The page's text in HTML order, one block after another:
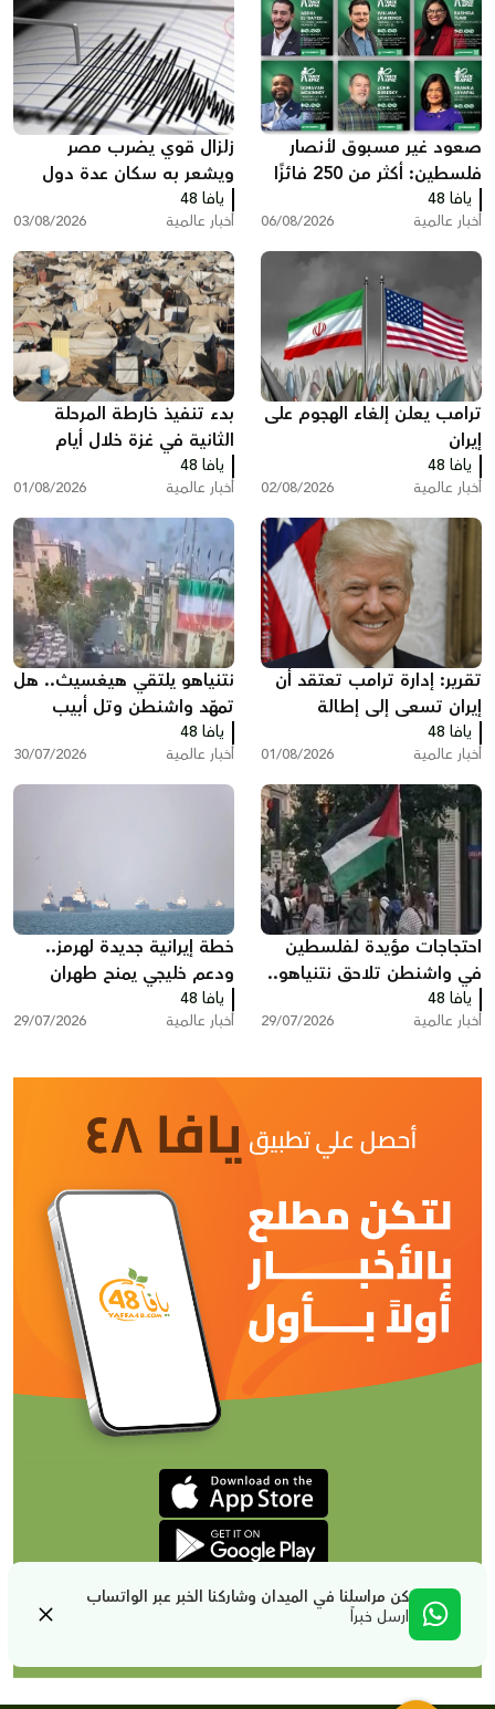
كن مراسلنا في الميدان وشاركنا الخبر عبر الواتساب
ارسل خبراً
صعود غير مسبوق لأنصار
فلسطين: أكثر من 250 فائزًا
بينهم 35 في الكونغرس
يافا 48
أخبار عالمية 06/08/2026
زلزال قوي يضرب مصر
ويشعر به سكان عدة دول
يافا 48
أخبار عالمية 03/08/2026
ترامب يعلن إلغاء الهجوم على
إيران
يافا 48
أخبار عالمية 02/08/2026
بدء تنفيذ خارطة المرحلة
الثانية في غزة خلال أيام
يافا 48
أخبار عالمية 01/08/2026
تقرير: إدارة ترامب تعتقد أن
إيران تسعى إلى إطالة
المفاوضات ودول خليجية
تدعو إلى تصعيد أمريكي
يافا 48
أخبار عالمية 01/08/2026
نتنياهو يلتقي هيغسيث.. هل
تمهّد واشنطن وتل أبيب
لضربة جديدة ضد إيران؟
يافا 48
أخبار عالمية 30/07/2026
احتجاجات مؤيدة لفلسطين
في واشنطن تلاحق نتنياهو..
هتافات وصفارات إنذار أمام
مقر إقامته
يافا 48
أخبار عالمية 29/07/2026
خطة إيرانية جديدة لهرمز..
ودعم خليجي يمنح طهران
نفوذا غير مسبوق
يافا 48
أخبار عالمية 29/07/2026